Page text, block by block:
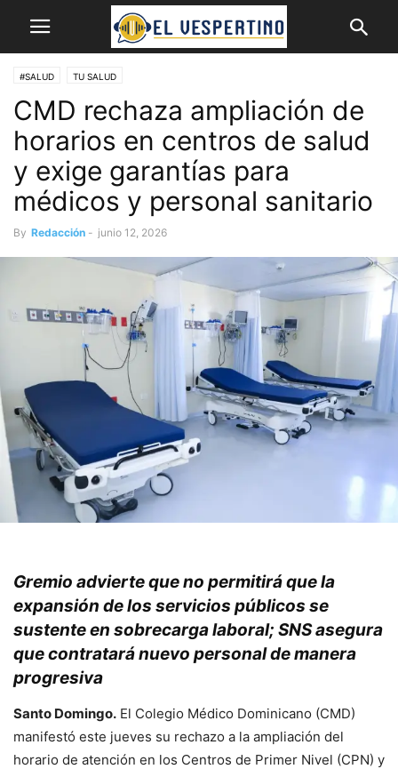
#SALUD TU SALUD
CMD rechaza ampliación de
horarios en centros de salud
y exige garantías para
médicos y personal sanitario
By Redacción - junio 12, 2026
Gremio advierte que no permitirá que la
expansión de los servicios públicos se
sustente en sobrecarga laboral; SNS asegura
que contratará nuevo personal de manera
progresiva
Santo Domingo. El Colegio Médico Dominicano (CMD)
manifestó este jueves su rechazo a la ampliación del
horario de atención en los Centros de Primer Nivel (CPN) y